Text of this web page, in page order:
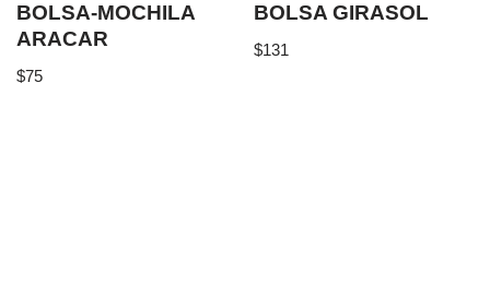
BOLSA-MOCHILA
ARACAR
$75
BOLSA GIRASOL
$131